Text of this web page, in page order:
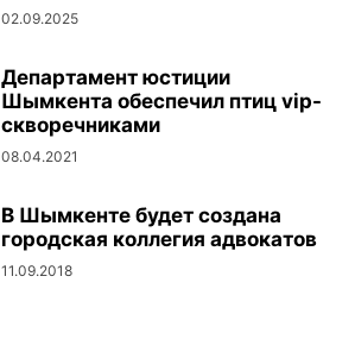
02.09.2025
Департамент юстиции
Шымкента обеспечил птиц vip-
скворечниками
08.04.2021
В Шымкенте будет создана
городская коллегия адвокатов
11.09.2018